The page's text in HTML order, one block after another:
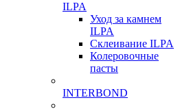
ILPA
Уход за камнем
ILPA
Склеивание ILPA
Колеровочные
пасты
INTERBOND